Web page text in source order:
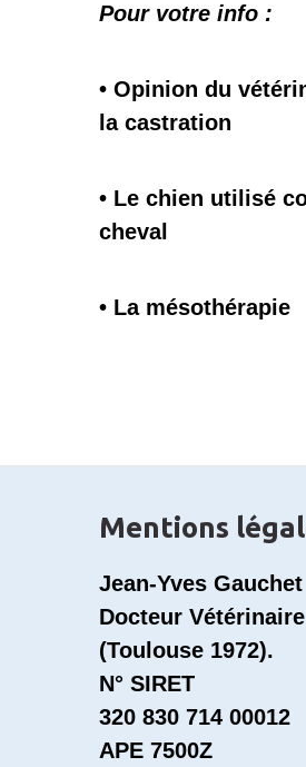
Pour votre info :
• Opinion du
la castration
• Le chien utilisé
cheval
• La mésothérapie
Mentions
Jean-Yves Gauchet
Docteur Vétérinaire
(Toulouse 1972).
N° SIRET
320 830 714 00012
APE 7500Z